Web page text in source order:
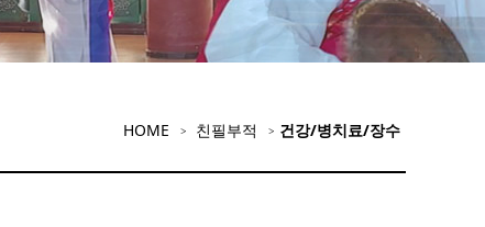
HOME 친필부적 건강/병치료/장수